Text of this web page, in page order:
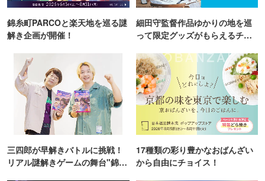
錦糸町PARCOと楽天地を巡る謎
解き企画が開催！
細田守監督作品ゆかりの地を巡
って限定グッズがもらえるチャ
三四郎が早解きバトルに挑戦！
リアル謎解きゲームの舞台"錦糸
17種類の彩り豊かなおばんざい
から自由にチョイス！